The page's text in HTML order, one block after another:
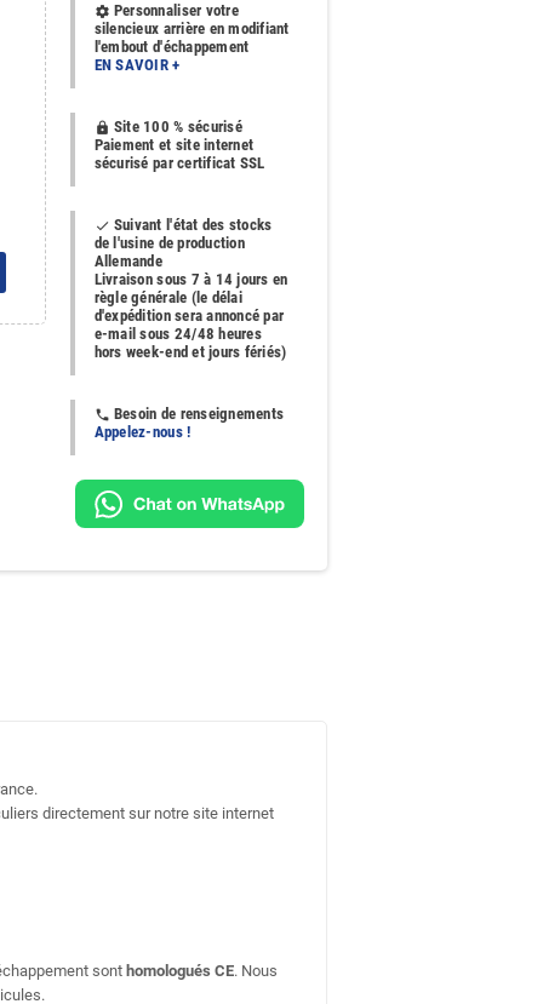
settings Personnaliser votre
silencieux arrière en modifiant
l'embout d'échappement
EN SAVOIR +
https Site 100 % sécurisé
Paiement et site internet
sécurisé par certificat SSL
done Suivant l'état des stocks
de l'usine de production
Allemande
Livraison sous 7 à 14 jours en
règle générale (le délai
d'expédition sera annoncé par
e-mail sous 24/48 heures
hors week-end et jours fériés)
phone Besoin de renseignements
Appelez-nous !
directement sur notre site internet
sont homologués CE. Nous